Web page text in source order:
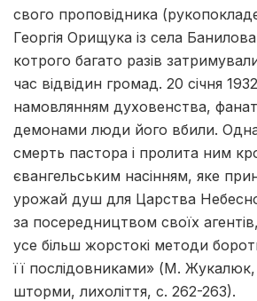
свого проповідника
Георгія Орищука із села Банилова
котрого багато разів
час відвідин громад. 20 січня
намовлянням духовенства,
демонами люди його вбили.
смерть пастора і пролита ним
євангельським насінням, яке
урожай душ для Царства
за посередництвом своїх
усе більш жорстокі методи
її послідовниками» (М. Жукалюк,
шторми, лихоліття, с. 262-263).